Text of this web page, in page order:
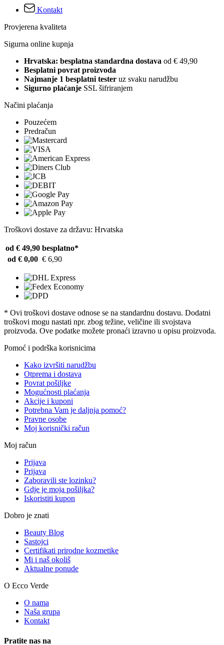
Kontakt
Provjerena kvaliteta
Sigurna online kupnja
Hrvatska: besplatna standardna dostava od € 49,90
Besplatni povrat proizvoda
Najmanje 1 besplatni tester uz svaku narudžbu
Sigurno plaćanje SSL šifriranjem
Načini plaćanja
Pouzećem
Predračun
Troškovi dostave za državu: Hrvatska
od € 49,90 besplatno*
od € 0,00 € 6,90
* Ovi troškovi dostave odnose se na standardnu ​​dostavu. Dodatni
troškovi mogu nastati npr. zbog težine, veličine ili svojstava
proizvoda. Ove podatke možete pronaći izravno u opisu proizvoda.
Pomoć i podrška korisnicima
Kako izvršiti narudžbu
Otprema i dostava
Povrat pošiljke
Mogućnosti plaćanja
Akcije i kuponi
Potrebna Vam je daljnja pomoć?
Pravne osobe
Moj korisnički račun
Moj račun
Prijava
Prijava
Zaboravili ste lozinku?
Gdje je moja pošiljka?
Iskoristiti kupon
Dobro je znati
Beauty Blog
Sastojci
Certifikati prirodne kozmetike
Mi i naš okoliš
Aktualne ponude
O Ecco Verde
O nama
Naša grupa
Kontakt
Pratite nas na